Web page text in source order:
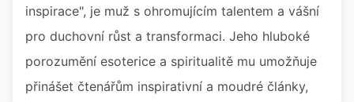
inspirace", je muž s ohromujícím talentem a vášní
pro duchovní růst a transformaci. Jeho hluboké
porozumění esoterice a spiritualitě mu umožňuje
přinášet čtenářům inspirativní a moudré články,